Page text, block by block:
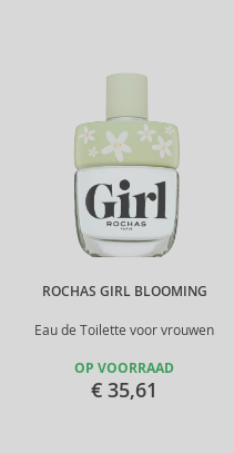
ROCHAS GIRL BLOOMING
Eau de Toilette voor vrouwen
OP VOORRAAD
€ 35,61